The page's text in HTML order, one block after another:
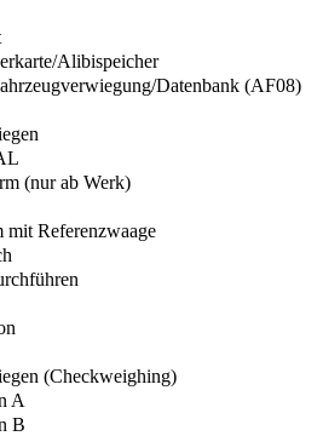
Alibispeicher
Datenbank (AF08)
(nur ab Werk)
mit Referenzwaage
(Checkweighing)
A
B